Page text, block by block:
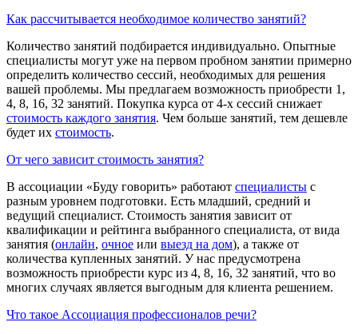
Как рассчитывается необходимое количество занятий?
Количество занятий подбирается индивидуально. Опытные
специалисты могут уже на первом пробном занятии примерно
определить количество сессий, необходимых для решения
вашей проблемы. Мы предлагаем возможность приобрести 1,
4, 8, 16, 32 занятий. Покупка курса от 4-х сессий снижает
стоимость каждого занятия. Чем больше занятий, тем дешевле
будет их стоимость.
От чего зависит стоимость занятия?
В ассоциации «Буду говорить» работают специалисты с
разным уровнем подготовки. Есть младший, средний и
ведущий специалист. Стоимость занятия зависит от
квалификации и рейтинга выбранного специалиста, от вида
занятия (онлайн, очное или выезд на дом), а также от
количества купленных занятий. У нас предусмотрена
возможность приобрести курс из 4, 8, 16, 32 занятий, что во
многих случаях является выгодным для клиента решением.
Что такое Ассоциация профессионалов речи?